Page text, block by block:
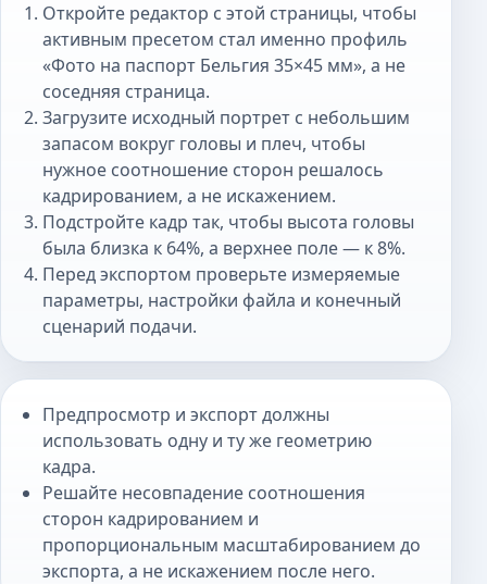
Откройте редактор с этой страницы, чтобы
активным пресетом стал именно профиль
«Фото на паспорт Бельгия 35×45 мм», а не
соседняя страница.
Загрузите исходный портрет с небольшим
запасом вокруг головы и плеч, чтобы
нужное соотношение сторон решалось
кадрированием, а не искажением.
Подстройте кадр так, чтобы высота головы
была близка к 64%, а верхнее поле — к 8%.
Перед экспортом проверьте измеряемые
параметры, настройки файла и конечный
сценарий подачи.
Предпросмотр и экспорт должны
использовать одну и ту же геометрию
кадра.
Решайте несовпадение соотношения
сторон кадрированием и
пропорциональным масштабированием до
экспорта, а не искажением после него.